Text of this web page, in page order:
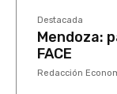
Destacada
Mendoza:
FACE
Redacción